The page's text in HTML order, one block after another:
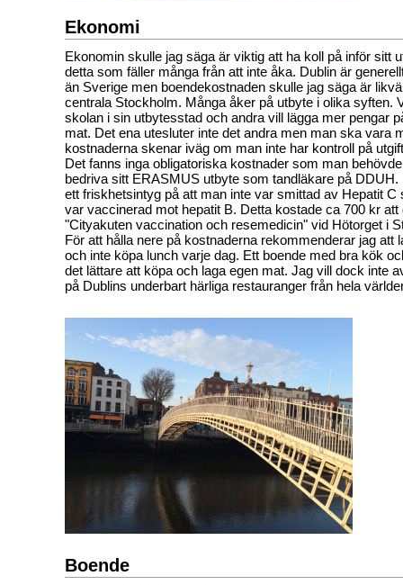
Ekonomi
Ekonomin skulle jag säga är viktig att ha koll på inför sitt
detta som fäller många från att inte åka. Dublin är
än Sverige men boendekostnaden skulle jag säga är
centrala Stockholm. Många åker på utbyte i olika syften.
skolan i sin utbytesstad och andra vill lägga mer pengar
mat. Det ena utesluter inte det andra men man ska vara
kostnaderna skenar iväg om man inte har kontroll på
Det fanns inga obligatoriska kostnader som man
bedriva sitt ERASMUS utbyte som tandläkare på
ett friskhetsintyg på att man inte var smittad av Hepatit C
var vaccinerad mot hepatit B. Detta kostade ca 700 kr att
"Cityakuten vaccination och resemedicin" vid Hötorget i
För att hålla nere på kostnaderna rekommenderar jag att
och inte köpa lunch varje dag. Ett boende med bra kök
det lättare att köpa och laga egen mat. Jag vill dock inte
på Dublins underbart härliga restauranger från hela
Boende